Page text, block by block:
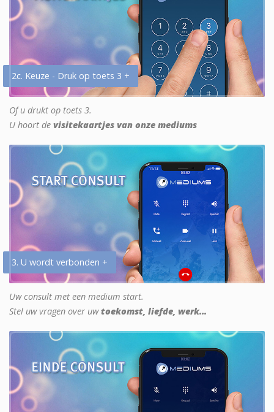
2c. Keuze - Druk op toets 3 +
Of u drukt op toets 3.
U hoort de visitekaartjes van onze mediums
3. U wordt verbonden +
Uw consult met een medium start.
Stel uw vragen over uwtoekomst, liefde, werk...